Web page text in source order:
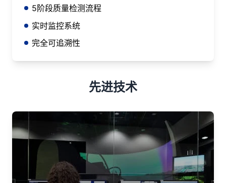
5阶段质量检测流程
实时监控系统
完全可追溯性
先进技术